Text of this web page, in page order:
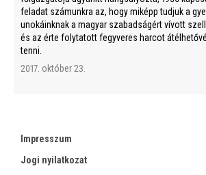
feladat számunkra az, hogy miképp tudjuk a
unokáinknak a magyar szabadságért vívott
és az érte folytatott fegyveres harcot
tenni.
2017. október 23.
Impresszum
Jogi nyilatkozat